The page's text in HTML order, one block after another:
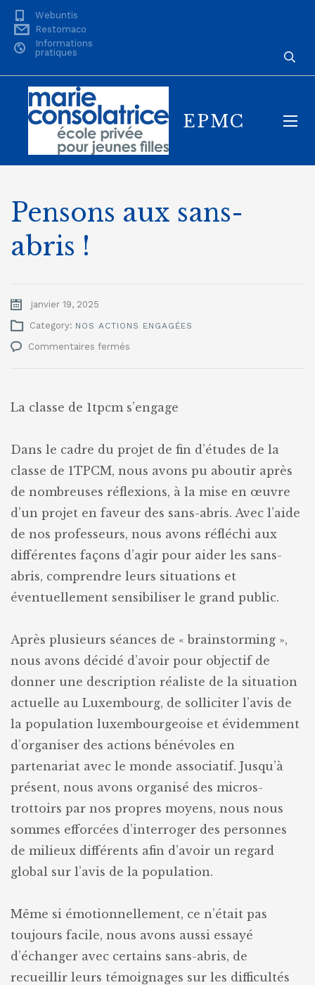
Webuntis
Restomaco
Informations
pratiques
EPMC
Pensons aux sans-
abris !
janvier 19, 2025
Category: NOS ACTIONS ENGAGÉES
Commentaires fermés
abris !
La classe de 1tpcm s’engage
Dans le cadre du projet de fin d’études de la
classe de 1TPCM, nous avons pu aboutir après
de nombreuses réflexions, à la mise en œuvre
d’un projet en faveur des sans-abris. Avec l’aide
de nos professeurs, nous avons réfléchi aux
différentes façons d’agir pour aider les sans-
abris, comprendre leurs situations et
éventuellement sensibiliser le grand public.
Après plusieurs séances de « brainstorming »,
nous avons décidé d’avoir pour objectif de
donner une description réaliste de la situation
actuelle au Luxembourg, de solliciter l’avis de
la population luxembourgeoise et évidemment
d’organiser des actions bénévoles en
partenariat avec le monde associatif. Jusqu’à
présent, nous avons organisé des micros-
trottoirs par nos propres moyens, nous nous
sommes efforcées d’interroger des personnes
de milieux différents afin d’avoir un regard
global sur l’avis de la population.
Même si émotionnellement, ce n’était pas
toujours facile, nous avons aussi essayé
d’échanger avec certains sans-abris, de
recueillir leurs témoignages sur les difficultés